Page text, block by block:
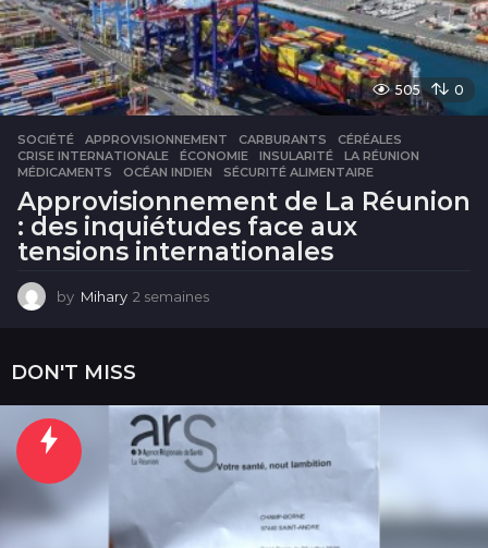
505 0
SOCIÉTÉ APPROVISIONNEMENT ,CARBURANTS ,CÉRÉALES
CRISE INTERNATIONALE
,ÉCONOMIE ,INSULARITÉ ,LA RÉUNION
MÉDICAMENTS
,OCÉAN INDIEN ,SÉCURITÉ ALIMENTAIRE
Approvisionnement de La Réunion
: des inquiétudes face aux
tensions internationales
by Mihary 2 semaines
n
e
s
DON'T MISS